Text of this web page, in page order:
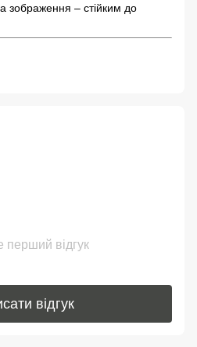
зображення – стійким до
перший відгук
відгук